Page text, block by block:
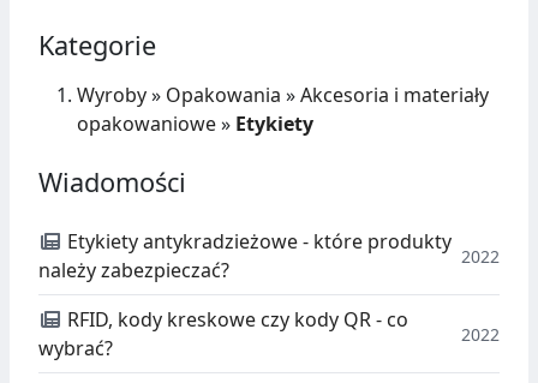
Kategorie
Wyroby» Opakowania »Akcesoria i materiały
opakowaniowe» Etykiety
Wiadomości
Etykiety antykradzieżowe - które produkty
należy zabezpieczać?
2022
RFID, kody kreskowe czy kody QR - co
wybrać?
2022